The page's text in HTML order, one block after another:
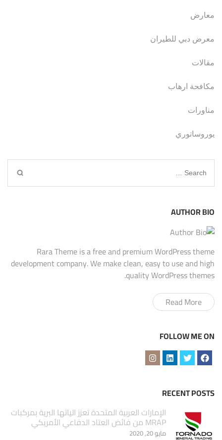
معارض
معرض دبي للطيران
مقالات
مكافحة ارهاب
مناورات
يوروساتوري
Search
for:
AUTHOR BIO
Rara Theme is a free and premium WordPress theme
development company. We make clean, easy to use and high
quality WordPress themes.
Read More
FOLLOW ME ON
RECENT POSTS
الإمارات العربية المتحدة تعزز الياتها البرية بمركبات
MRAP من فائض العتاد الدفاعي الأمريكي
مايو 20, 2020